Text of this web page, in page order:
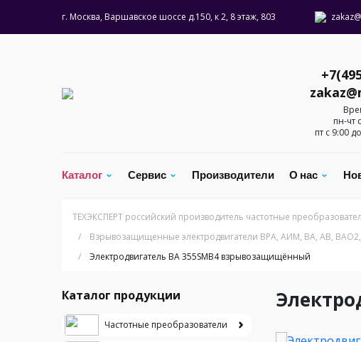
г. Москва, Варшавское шоссе д.150, к 2, 8 этаж, 803
пн-чт
пт с 9:00
Каталог Сервис Производители О нас
ТЕХЭКСПЕРТ российский производитель частотные
/
Взрывозащищенные электродвигатели ВРА, АИМ, ВА, АВ,
/
Электродвигатель BA 355SMB4 взрывозащищённый
Каталог продукции
Частотные преобразователи